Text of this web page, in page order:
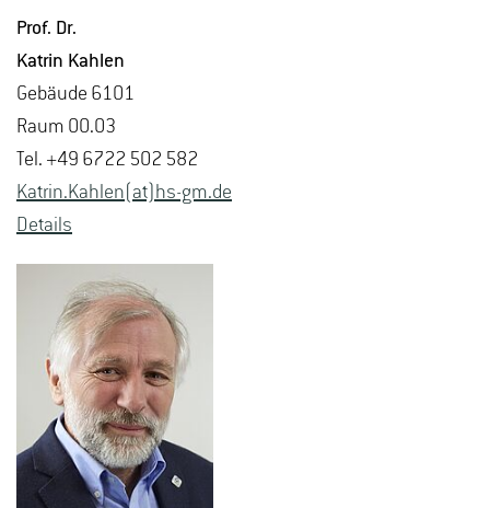
Prof. Dr.
Kat­rin Kah­len
Ge­bäu­de 6101
Raum 00.03
Tel. +49 6722 502 582
Kat­rin.Kah­len(at)hs-​gm.​de
De­tails